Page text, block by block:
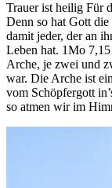
Trauer ist heilig Für
Denn so hat Gott die
damit jeder, der an
Leben hat. 1Mo
Arche, je zwei und
war. Die Arche ist
vom Schöpfergott
so atmen wir im